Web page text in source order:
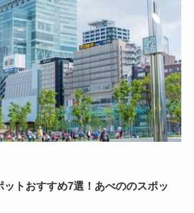
ットおすすめ7選！あべののスポッ